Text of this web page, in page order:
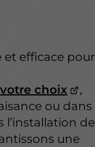
et efficace pour
choix
,
ou dans
l’installation de
une